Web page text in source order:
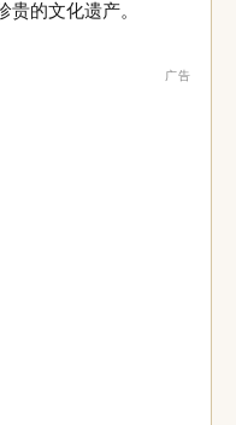
的文化遗产。
广告